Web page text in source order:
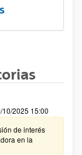
2025 15:00
de interés
en la